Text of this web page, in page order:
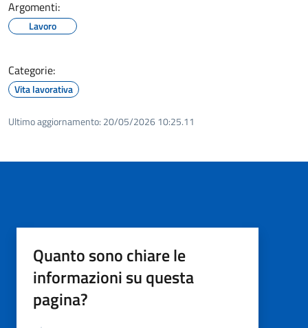
Argomenti:
Lavoro
Categorie:
Vita lavorativa
Ultimo aggiornamento: 20/05/2026 10:25.11
Quanto sono chiare le
informazioni su questa
pagina?